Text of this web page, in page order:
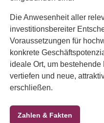
Die Anwesenheit aller
investitionsbereiter
Voraussetzungen für
konkrete
ideale Ort, um
vertiefen und neue,
erschließen.
Zahlen & Fakten